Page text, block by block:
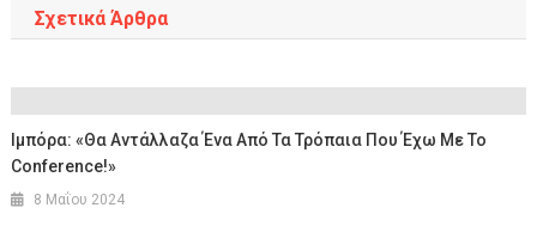
Σχετικά Άρθρα
Ιμπόρα: «Θα Αντάλλαζα Ένα Από Τα Τρόπαια Που Έχω Με Το
Conference!»
8 Μαΐου 2024